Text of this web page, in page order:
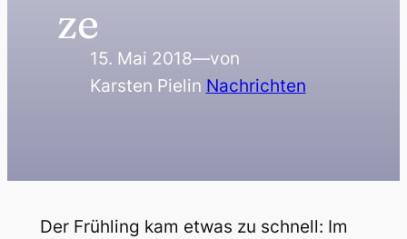
ze
15. Mai 2018—von
Karsten Pielin Nachrichten
Der Frühling kam etwas zu schnell: Im